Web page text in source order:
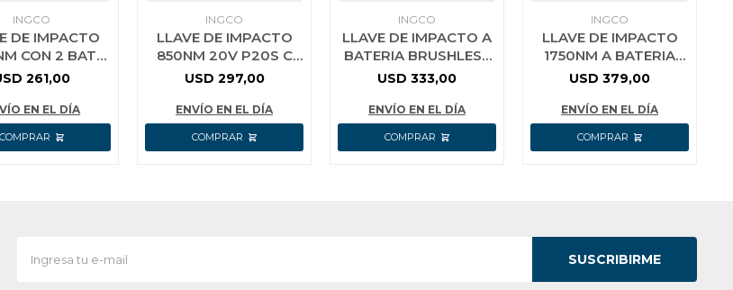
INGCO
DE IMPACTO
CON 2 BAT
MALETIN
261,00
EN EL DÍA
INGCO
LLAVE DE IMPACTO
850NM 20V P20S C
2BAT+CARG+VALIJA
USD 297,00
ENVÍO EN EL DÍA
INGCO
LLAVE DE IMPACTO A
BATERIA BRUSHLESS
3/4´´ 1350NM P20S
273032MM S
USD 333,00
ENVÍO EN EL DÍA
INGCO
LLAVE DE IMPACTO
1750NM A BATERIA
P20S 20V BRUSHLESS
SIN BAT SIN
USD 379,00
ENVÍO EN EL DÍA
SUSCRIBIRME